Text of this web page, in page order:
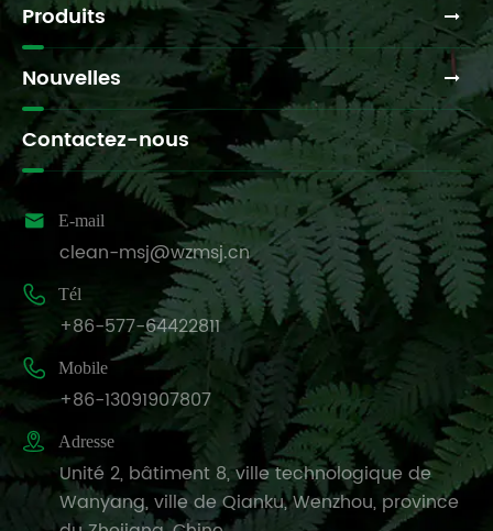
Produits
Nouvelles
Contactez-nous
 E-mail
clean-msj@wzmsj.cn
 Tél
+86-577-64422811
 Mobile
+86-13091907807
 Adresse
Unité 2, bâtiment 8, ville technologique de
Wanyang, ville de Qianku, Wenzhou, province